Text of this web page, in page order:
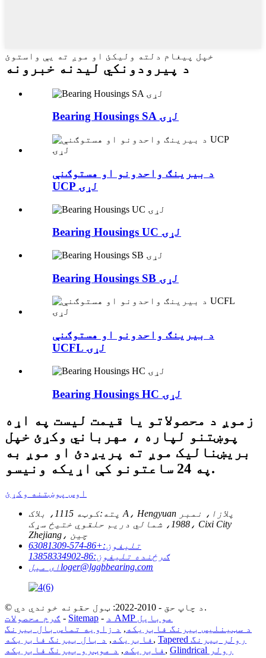
خپل پیغام دلته ولیکئ او موږ ته یې واستوئ
د پیرودونکي لیدنه خبرونه
Bearing Housings SA لړۍ
د بیرینګ واحدونو او هستوګنې
UCP لړۍ
Bearing Housings UC لړۍ
Bearing Housings SB لړۍ
د بیرینګ واحدونو او هستوګنې
UCFL لړۍ
Bearing Housings HC لړۍ
زموږ د محصولاتو یا قیمت لیست په اړه
پوښتنو لپاره ، مهرباني وکړئ خپل
بریښنالیک موږ ته پریږدئ او موږ به
په 24 ساعتونو کې اړیکه ونیسو.
اوس پوښتنه وکړئ
پته:
کوټه 1115، بلاک A، Hengyuan پلازا، نمبر
1988، شمالي دریم حلقوي ختیځ سړک، Cixi City
Zhejiang، چین
تلیفون:+86-574-63081309
ګرځنده تلیفون:86-13858334902
ای میلloger@lggbbearing.com
© د چاپ حق - 2010-2022: ټول حقونه خوندي دي.
ګرم محصولات - Sitemap -
د AMP موبایل
د سټینلیس بیرنگ فابریکه , د زاویه تماس بال بیرنگ
فابریکه , د بال بیرنگ فابریکه , Tapered رولر بیرنگ
فابریکه , د موټرو بیرنگ فابریکه , Glindrical رولر